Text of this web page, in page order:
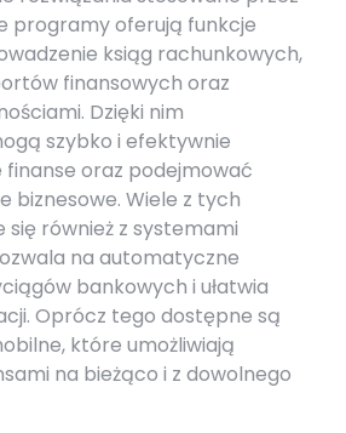
programy oferują funkcje
ksiąg rachunkowych,
finansowych oraz
Dzięki nim
szybko i efektywnie
finanse oraz podejmować
biznesowe. Wiele z tych
się również z systemami
na automatyczne
bankowych i ułatwia
Oprócz tego dostępne są
które umożliwiają
na bieżąco i z dowolnego